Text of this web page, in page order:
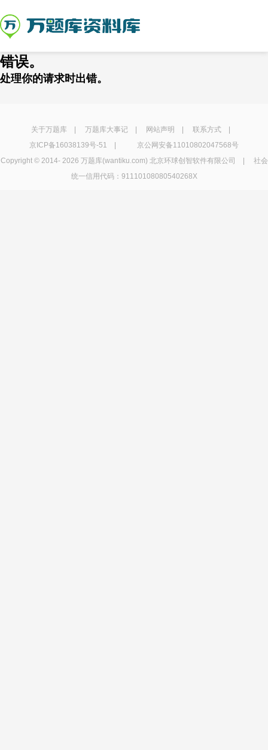
错误。
处理你的请求时出错。
关于万题库| 万题库大事记| 网站声明 联系方式|
京ICP备16038139号-51
京公网安备11010802047568号
Copyright © 2014- 2026 万题库(wantiku.com) 北京环球创智软件有限公司 | 社会
统一信用代码：91110108080540268X